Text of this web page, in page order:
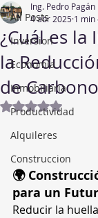
All Posts
Inversion
Economía
Inmobiliaria
Productividad
Alquileres
Construccion
¿Cuál es
la
de
Ing. Pedro Pagán
4 abr 2025 1 min
Obtuvo NaN
🌍
para un
Reducir la